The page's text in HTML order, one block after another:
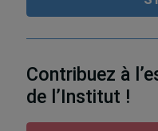
Contribuez à
de l’Institut !